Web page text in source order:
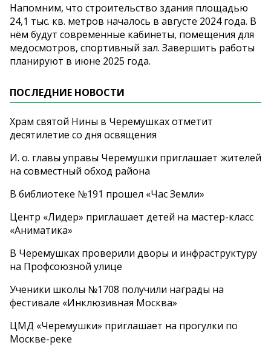
Напомним, что строительство здания площадью
24,1 тыс. кв. метров началось в августе 2024 года. В
нём будут современные кабинеты, помещения для
медосмотров, спортивный зал. Завершить работы
планируют в июне 2025 года.
ПОСЛЕДНИЕ НОВОСТИ
Храм святой Нины в Черемушках отметит
десятилетие со дня освящения
И. о. главы управы Черемушки приглашает жителей
на совместный обход района
В библиотеке №191 прошел «Час Земли»
Центр «Лидер» приглашает детей на мастер-класс
«Аниматика»
В Черемушках проверили дворы и инфраструктуру
на Профсоюзной улице
Ученики школы №1708 получили награды на
фестивале «Инклюзивная Москва»
ЦМД «Черемушки» приглашает на прогулки по
Москве-реке